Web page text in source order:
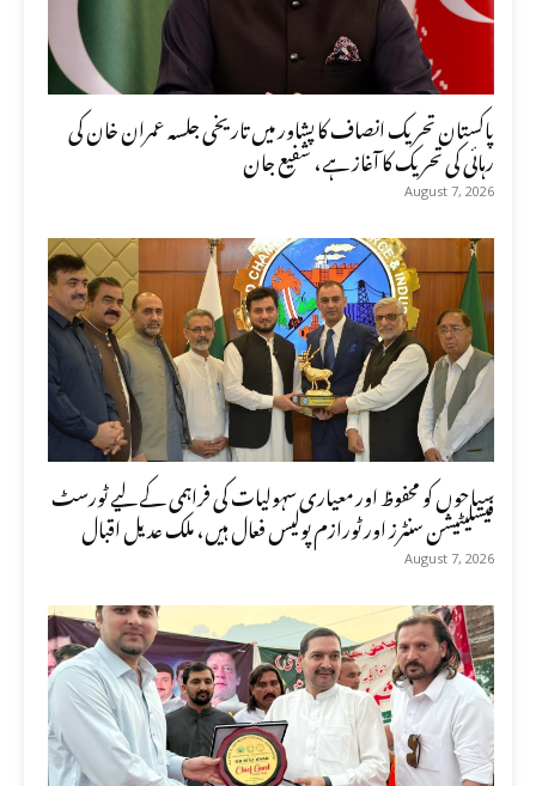
پاکستان تحریک انصاف کا پشاور میں تاریخی جلسہ عمران خان کی
رہائی کی تحریک کا آغاز ہے، شفیع جان
August 7, 2026
سیاحوں کو محفوظ اور معیاری سہولیات کی فراہمی کے لیے ٹورسٹ
فیسلیٹیشن سنٹرز اور ٹورازم پولیس فعال ہیں، ملک عدیل اقبال
August 7, 2026